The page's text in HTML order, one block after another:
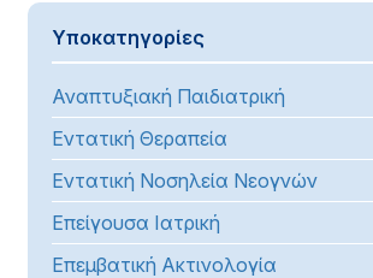
Υποκατηγορίες
Αναπτυξιακή Παιδιατρική
Εντατική Θεραπεία
Εντατική Νοσηλεία Νεογνών
Επείγουσα Ιατρική
Επεμβατική Ακτινολογία